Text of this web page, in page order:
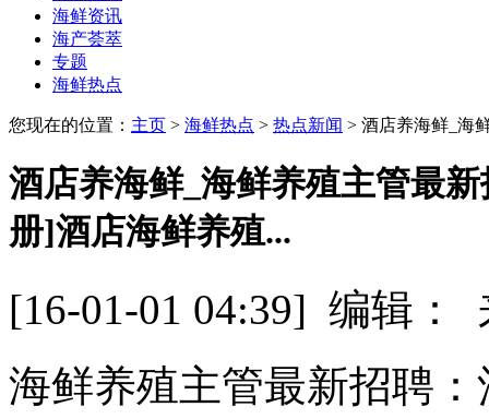
海鲜资讯
海产荟萃
专题
海鲜热点
您现在的位置： 主页 > 海鲜热点 > 热点新闻 > 酒店养海鲜_海
酒店养海鲜_海鲜养殖主管最
册]酒店海鲜养殖...
[16-01-01 04:39] 编辑
海鲜养殖主管最新招聘